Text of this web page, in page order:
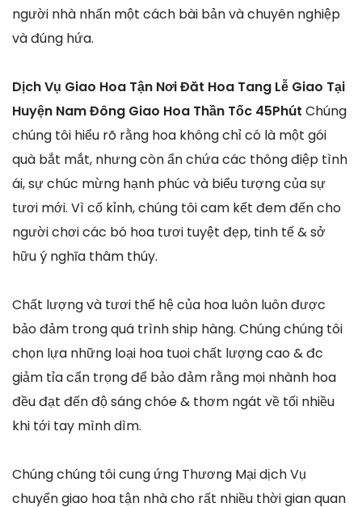
người nhà nhấn một cách bài bản và chuyên nghiệp
và đúng hứa.
Dịch Vụ Giao Hoa Tận Nơi Đăt Hoa Tang Lễ Giao Tại
Huyện Nam Đông Giao Hoa Thần Tốc 45Phút Chúng
chúng tôi hiểu rõ rằng hoa không chỉ có là một gói
quà bắt mắt, nhưng còn ẩn chứa các thông điệp tình
ái, sự chúc mừng hạnh phúc và biểu tượng của sự
tươi mới. Vì cố kỉnh, chúng tôi cam kết đem đến cho
người chơi các bó hoa tươi tuyệt đẹp, tinh tế & sở
hữu ý nghĩa thâm thúy.
Chất lượng và tươi thế hệ của hoa luôn luôn được
bảo đảm trong quá trình ship hàng. Chúng chúng tôi
chọn lựa những loại hoa tuoi chất lượng cao & đc
giảm tỉa cẩn trọng để bảo đảm rằng mọi nhành hoa
đều đạt đến độ sáng chóe & thơm ngát về tối nhiều
khi tới tay mình dìm.
Chúng chúng tôi cung ứng Thương Mại dịch Vụ
chuyển giao hoa tận nhà cho rất nhiều thời gian quan